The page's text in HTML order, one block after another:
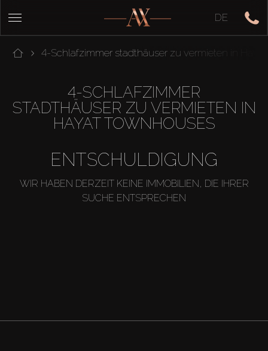
DE
4-Schlafzimmer stadthäuser zu vermieten in
4-SCHLAFZIMMER
STADTHÄUSER ZU VERMIETEN IN
HAYAT TOWNHOUSES
ENTSCHULDIGUNG
WIR HABEN DERZEIT KEINE IMMOBILIEN, DIE IHRER
SUCHE ENTSPRECHEN